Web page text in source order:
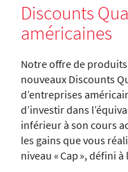
Discounts
américaines
Notre offre de
nouveaux Discounts
d’entreprises
d’investir dans
inférieur à son cours
les gains que vous
niveau « Cap », défini à